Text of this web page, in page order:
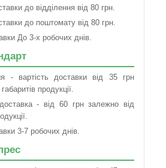
до відділення від 80 грн.
до поштомату від 80 грн.
До 3-х робочих днів.
- вартість доставки від 35 грн
продукції.
- від 60 грн залежно від
3-7 робочих днів.